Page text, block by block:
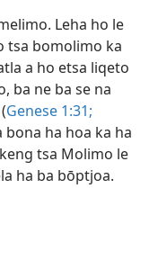
Leha ho le
tsa bomolimo ka
a ho etsa liqeto
ba ne ba se na
Genese 1:31;
ha hoa ka ha
tsa Molimo le
ha ba bōptjoa.